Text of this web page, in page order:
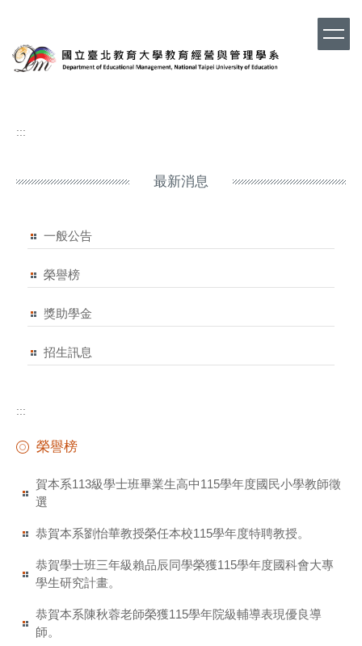
主
要
:::
最新消息
一般公告
榮譽榜
獎助學金
招生訊息
:::
榮譽榜
賀本系113級學士班畢業生高中115學年度國民小學教師徵
選
恭賀本系劉怡華教授榮任本校115學年度特聘教授。
恭賀學士班三年級賴品辰同學榮獲115學年度國科會大專
學生研究計畫。
恭賀本系陳秋蓉老師榮獲115學年院級輔導表現優良導
師。